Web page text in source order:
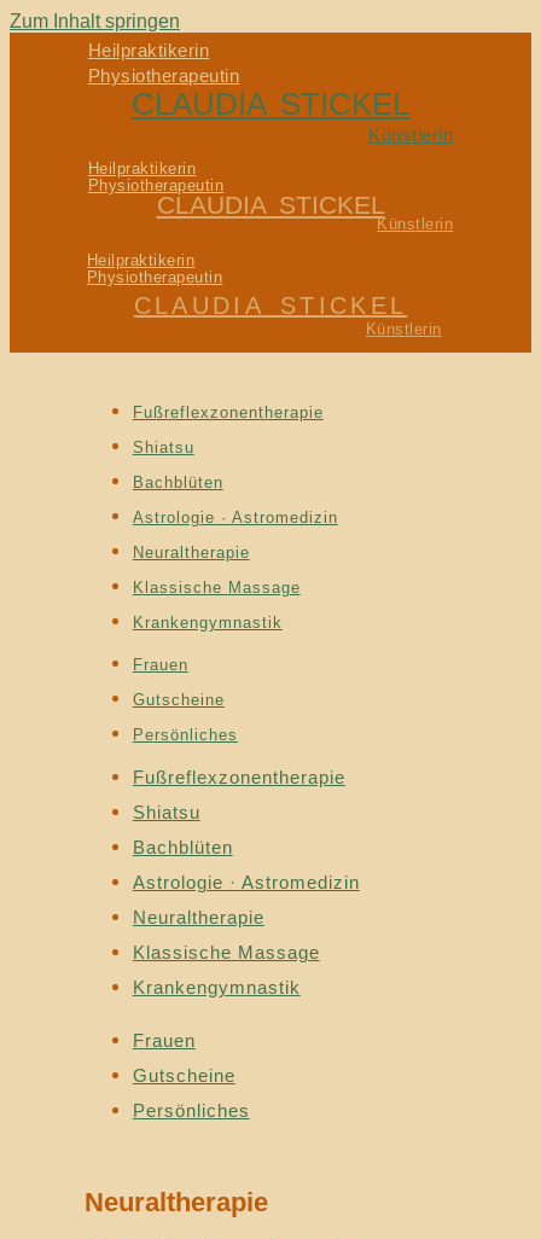
Zum Inhalt springen
Heilpraktikerin
Physiotherapeutin
CLAUDIA STICKEL
Künstlerin
Heilpraktikerin
Physiotherapeutin
CLAUDIA STICKEL
Künstlerin
Heilpraktikerin
Physiotherapeutin
CLAUDIA STICKEL
Künstlerin
Fußreflexzonentherapie
Shiatsu
Bachblüten
Astrologie · Astromedizin
Neuraltherapie
Klassische Massage
Krankengymnastik
Frauen
Gutscheine
Persönliches
Fußreflexzonentherapie
Shiatsu
Bachblüten
Astrologie · Astromedizin
Neuraltherapie
Klassische Massage
Krankengymnastik
Frauen
Gutscheine
Persönliches
Neuraltherapie